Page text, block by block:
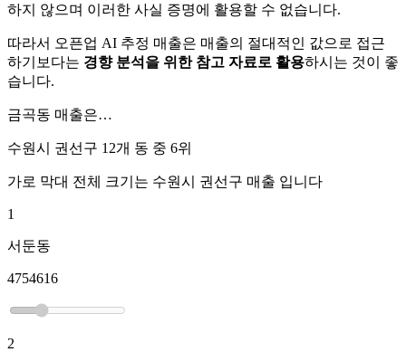
하지 않으며 이러한 사실 증명에 활용할 수 없습니다.
따라서 오픈업 AI 추정 매출은 매출의 절대적인 값으로 접근
하기보다는 경향 분석을 위한 참고 자료로 활용하시는 것이 좋
습니다.
금곡동 매출은…
수원시 권선구 12개 동 중 6위
가로 막대 전체 크기는 수원시 권선구 매출 입니다
1
서둔동
4754616
2